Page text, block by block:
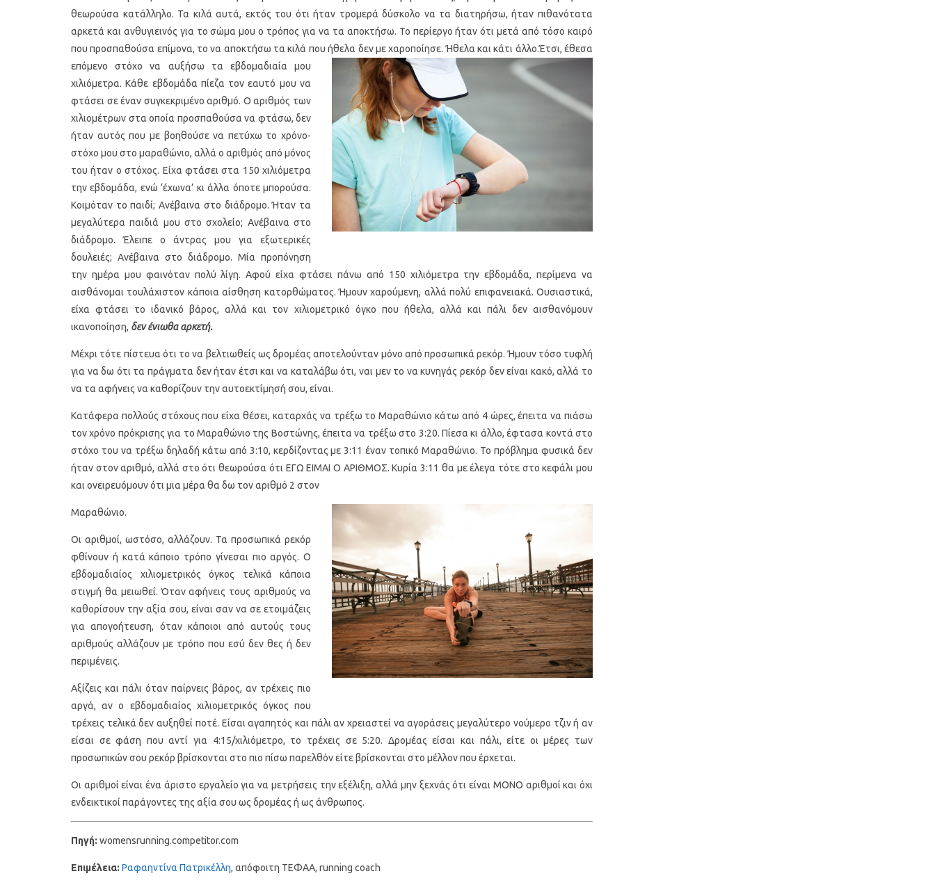
θεωρούσα κατάλληλο. Τα κιλά αυτά, εκτός του ότι ήταν τρομερά δύσκολο να τα διατηρήσω, ήταν πιθανότατα
αρκετά και ανθυγιεινός για το σώμα μου ο τρόπος για να τα αποκτήσω. Το περίεργο ήταν ότι μετά από τόσο καιρό
που προσπαθούσα επίμονα, το να αποκτήσω τα κιλά που ήθελα δεν με χαροποίησε. Ήθελα και κάτι άλλο.Έτσι, έθεσα
επόμενο στόχο να αυξήσω τα εβδομαδιαία μου
χιλιόμετρα. Κάθε εβδομάδα πίεζα τον εαυτό μου να
φτάσει σε έναν συγκεκριμένο αριθμό. Ο αριθμός των
χιλιομέτρων στα οποία προσπαθούσα να φτάσω, δεν
ήταν αυτός που με βοηθούσε να πετύχω το χρόνο-
στόχο μου στο μαραθώνιο, αλλά ο αριθμός από μόνος
του ήταν ο στόχος. Είχα φτάσει στα 150 χιλιόμετρα
την εβδομάδα, ενώ ‘έχωνα’ κι άλλα όποτε μπορούσα.
Κοιμόταν το παιδί; Ανέβαινα στο διάδρομο. Ήταν τα
μεγαλύτερα παιδιά μου στο σχολείο; Ανέβαινα στο
διάδρομο. Έλειπε ο άντρας μου για εξωτερικές
δουλειές; Ανέβαινα στο διάδρομο. Μία προπόνηση
την ημέρα μου φαινόταν πολύ λίγη. Αφού είχα φτάσει πάνω από 150 χιλιόμετρα την εβδομάδα, περίμενα να
αισθάνομαι τουλάχιστον κάποια αίσθηση κατορθώματος. Ήμουν χαρούμενη, αλλά πολύ επιφανειακά. Ουσιαστικά,
είχα φτάσει το ιδανικό βάρος, αλλά και τον χιλιομετρικό όγκο που ήθελα, αλλά και πάλι δεν αισθανόμουν
ικανοποίηση, δεν ένιωθα αρκετή.
Μέχρι τότε πίστευα ότι το να βελτιωθείς ως δρομέας αποτελούνταν μόνο από προσωπικά ρεκόρ. Ήμουν τόσο τυφλή
για να δω ότι τα πράγματα δεν ήταν έτσι και να καταλάβω ότι, ναι μεν το να κυνηγάς ρεκόρ δεν είναι κακό, αλλά το
να τα αφήνεις να καθορίζουν την αυτοεκτίμησή σου, είναι.
Κατάφερα πολλούς στόχους που είχα θέσει, καταρχάς να τρέξω το Μαραθώνιο κάτω από 4 ώρες, έπειτα να πιάσω
τον χρόνο πρόκρισης για το Μαραθώνιο της Βοστώνης, έπειτα να τρέξω στο 3:20. Πίεσα κι άλλο, έφτασα κοντά στο
στόχο του να τρέξω δηλαδή κάτω από 3:10, κερδίζοντας με 3:11 έναν τοπικό Μαραθώνιο. Το πρόβλημα φυσικά δεν
ήταν στον αριθμό, αλλά στο ότι θεωρούσα ότι ΕΓΩ ΕΙΜΑΙ Ο ΑΡΙΘΜΟΣ. Κυρία 3:11 θα με έλεγα τότε στο κεφάλι μου
και ονειρευόμουν ότι μια μέρα θα δω τον αριθμό 2 στον
Μαραθώνιο.
Οι αριθμοί, ωστόσο, αλλάζουν. Τα προσωπικά ρεκόρ
φθίνουν ή κατά κάποιο τρόπο γίνεσαι πιο αργός. Ο
εβδομαδιαίος χιλιομετρικός όγκος τελικά κάποια
στιγμή θα μειωθεί. Όταν αφήνεις τους αριθμούς να
καθορίσουν την αξία σου, είναι σαν να σε ετοιμάζεις
για απογοήτευση, όταν κάποιοι από αυτούς τους
αριθμούς αλλάζουν με τρόπο που εσύ δεν θες ή δεν
περιμένεις.
Αξίζεις και πάλι όταν παίρνεις βάρος, αν τρέχεις πιο
αργά, αν ο εβδομαδιαίος χιλιομετρικός όγκος που
τρέχεις τελικά δεν αυξηθεί ποτέ. Είσαι αγαπητός και πάλι αν χρειαστεί να αγοράσεις μεγαλύτερο νούμερο τζιν ή αν
είσαι σε φάση που αντί για 4:15/χιλιόμετρο, το τρέχεις σε 5:20. Δρομέας είσαι και πάλι, είτε οι μέρες των
προσωπικών σου ρεκόρ βρίσκονται στο πιο πίσω παρελθόν είτε βρίσκονται στο μέλλον που έρχεται.
Οι αριθμοί είναι ένα άριστο εργαλείο για να μετρήσεις την εξέλιξη, αλλά μην ξεχνάς ότι είναι ΜΟΝΟ αριθμοί και όχι
ενδεικτικοί παράγοντες της αξία σου ως δρομέας ή ως άνθρωπος.
Πηγή: womensrunning.competitor.com
Επιμέλεια: Ραφαηντίνα Πατρικέλλη, απόφοιτη ΤΕΦΑΑ, running coach